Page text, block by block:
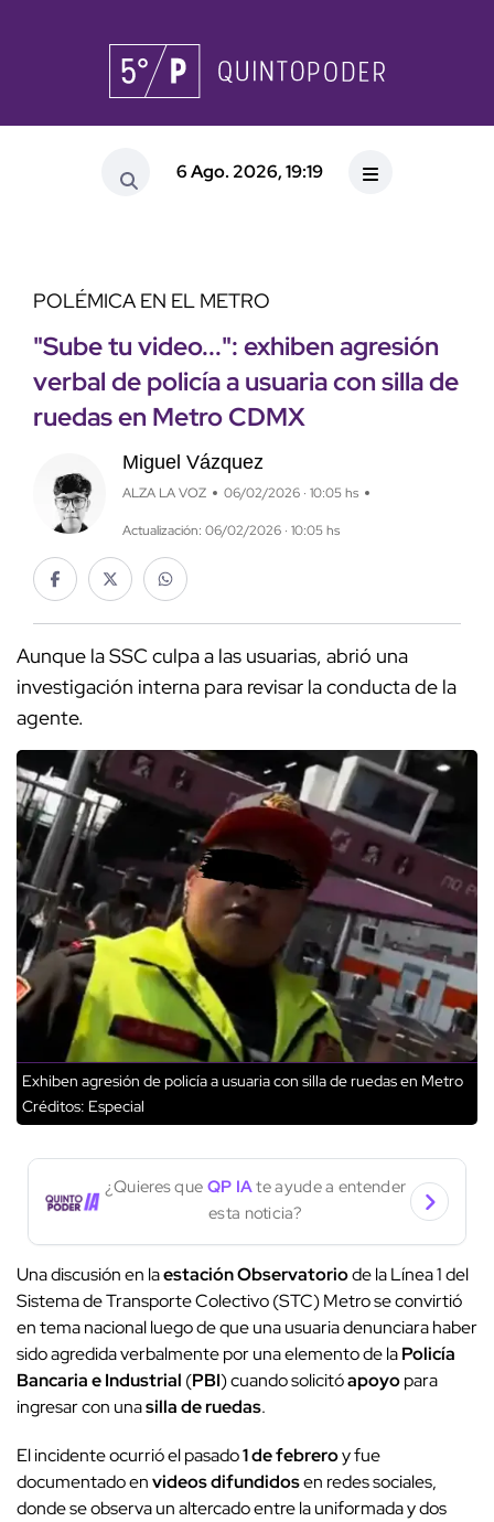
6 Ago. 2026, 19:19
POLÉMICA EN EL METRO
"Sube tu video...": exhiben agresión
verbal de policía a usuaria con silla de
ruedas en Metro CDMX
Miguel Vázquez
ALZA LA VOZ 06/02/2026 · 10:05 hs
Actualización: 06/02/2026 · 10:05 hs
Aunque la SSC culpa a las usuarias, abrió una
investigación interna para revisar la conducta de la
agente.
Exhiben agresión de policía a usuaria con silla de ruedas en Metro
Créditos: Especial
¿Quieres que QP IAte ayude a entender
esta noticia?
Una discusión en laestación Observatoriode la Línea 1 del
Sistema de Transporte Colectivo (STC) Metro se convirtió
en tema nacional luego de que una usuaria denunciara haber
sido agredida verbalmente por una elemento de laPolicía
Bancaria e Industrial (PBI) cuando solicitóapoyopara
ingresar con unasilla de ruedas.
El incidente ocurrió el pasado1 de febreroy fue
documentado envideos difundidosen redes sociales,
donde se observa un altercado entre la uniformada y dos